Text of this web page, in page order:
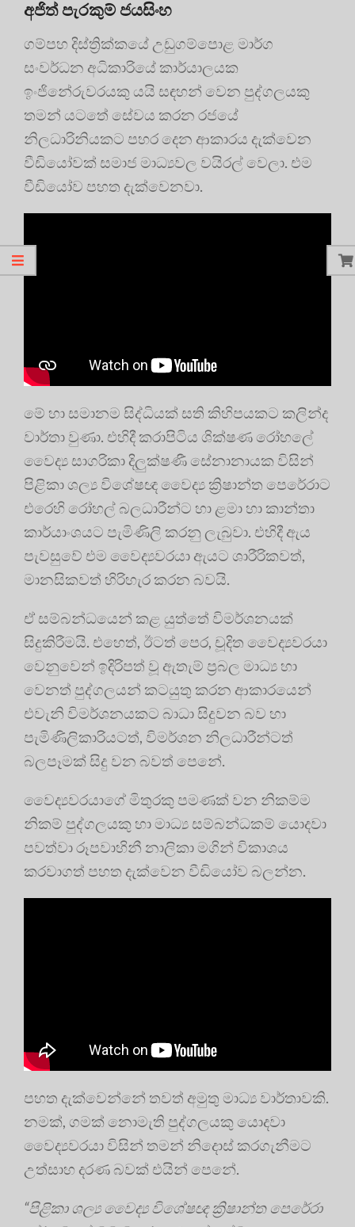
අජිත් පැරකුම් ජයසිංහ
ගම්පහ දිස්ත්‍රික්කයේ උඩුගම්පොළ මාර්ග
සංවර්ධන අධිකාරියේ කාර්යාලයක
ඉංජිනේරුවරයකු යයි සඳහන් වෙන පුද්ගලයකු
තමන් යටතේ සේවය කරන රජයේ
නිලධාරිනියකට පහර දෙන ආකාරය දැක්වෙන
වීඩියෝවක් සමාජ මාධ්‍යවල වයිරල් වෙලා. එම
වීඩියෝව පහත දැක්වෙනවා.
මේ හා සමානම සිද්ධියක් සති කිහිපයකට කලින්ද
වාර්තා වුණා. එහිදී කරාපිටිය ශික්ෂණ රෝහලේ
වෛද්‍ය සාගරිකා දිලුක්ෂණී සේනානායක විසින්
පිළිකා ශල්‍ය විශේෂඥ වෛද්‍ය ක්‍රිෂාන්ත පෙරේරාට
එරෙහි රෝහල් බලධාරීන්ට හා ළමා හා කාන්තා
කාර්යාංශයට පැමිණිලි කරනු ලැබුවා. එහිදී ඇය
පැවසුවේ එම වෛද්‍යවරයා ඇයට ශාරීරිකවත්,
මානසිකවත් හිරිහැර කරන බවයි.
ඒ සම්බන්ධයෙන් කළ යුත්තේ විමර්ශනයක්
සිදුකිරීමයි. එහෙත්, ඊටත් පෙර, චූදිත වෛද්‍යවරයා
වෙනුවෙන් ඉදිරිපත් වූ ඇතැම් ප්‍රබල මාධ්‍ය හා
වෙනත් පුද්ගලයන් කටයුතු කරන ආකාරයෙන්
එවැනි විමර්ශනයකට බාධා සිදුවන බව හා
පැමිණිලිකාරියටත්, විමර්ශන නිලධාරීන්ටත්
බලපෑමක් සිදු වන බවත් පෙනේ.
වෛද්‍යවරයාගේ මිතුරකු පමණක් වන නිකම්ම
නිකම් පුද්ගලයකු හා මාධ්‍ය සම්බන්ධකම් යොදවා
පවත්වා රූපවාහිනී නාලිකා මගින් විකාශය
කරවාගත් පහත දැක්වෙන වීඩියෝව බලන්න.
පහත දැක්වෙන්නේ තවත් අමුතු මාධ්‍ය වාර්තාවකි.
නමක්, ගමක් නොමැති පුද්ගලයකු යොදවා
වෛද්‍යවරයා විසින් තමන් නිදොස් කරගැනීමට
උත්සාහ දරණ බවක් එයින් පෙනේ.
“පිළිකා ශල්‍ය වෛද්‍ය විශේෂඥ ක්‍රිෂාන්ත පෙරේරා